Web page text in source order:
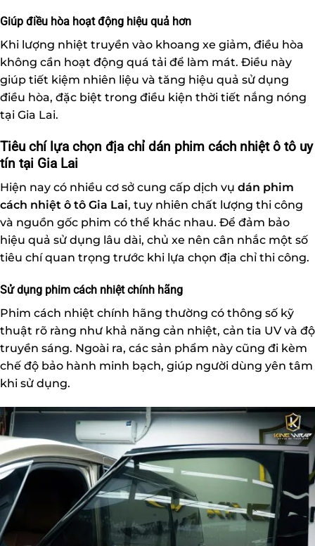
Giúp điều hòa hoạt động hiệu quả hơn
Khi lượng nhiệt truyền vào khoang xe giảm, điều hòa
không cần hoạt động quá tải để làm mát. Điều này
giúp tiết kiệm nhiên liệu và tăng hiệu quả sử dụng
điều hòa, đặc biệt trong điều kiện thời tiết nắng nóng
tại Gia Lai.
Tiêu chí lựa chọn địa chỉ dán phim cách nhiệt ô tô uy
tín tại Gia Lai
Hiện nay có nhiều cơ sở cung cấp dịch vụ dán phim
cách nhiệt ô tô Gia Lai, tuy nhiên chất lượng thi công
và nguồn gốc phim có thể khác nhau. Để đảm bảo
hiệu quả sử dụng lâu dài, chủ xe nên cân nhắc một số
tiêu chí quan trọng trước khi lựa chọn địa chỉ thi công.
Sử dụng phim cách nhiệt chính hãng
Phim cách nhiệt chính hãng thường có thông số kỹ
thuật rõ ràng như khả năng cản nhiệt, cản tia UV và độ
truyền sáng. Ngoài ra, các sản phẩm này cũng đi kèm
chế độ bảo hành minh bạch, giúp người dùng yên tâm
khi sử dụng.